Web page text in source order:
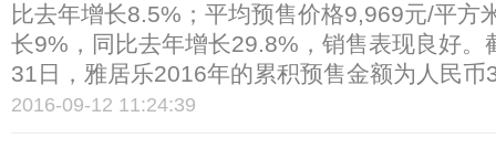
比去年增长8.5%；平均预售价格9,969元/平方
长9%，同比去年增长29.8%，销售表现良好。
31日，雅居乐2016年的累积预售金额为人民币
2016-09-12 11:24:39